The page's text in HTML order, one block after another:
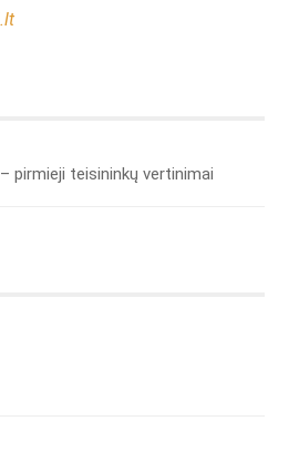
pirmieji teisininkų vertinimai